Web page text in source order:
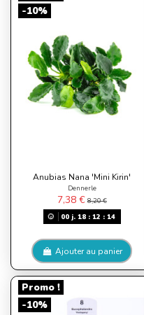
-10%
Anubias Nana 'Mini Kirin'
Dennerle
7,38 €8,20 €
00 j. 18 :12 :13
Ajouter au panier
Promo !
-10%